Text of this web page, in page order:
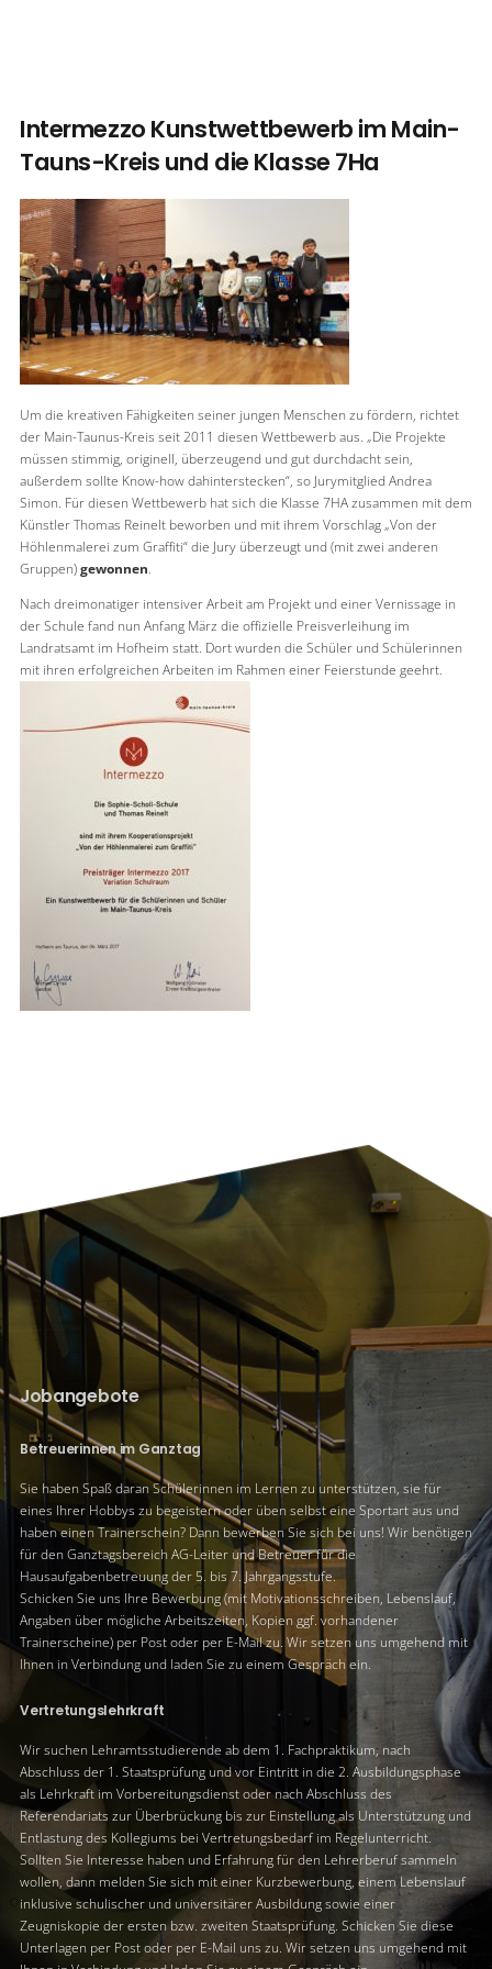
Intermezzo Kunstwettbewerb im Main-
Tauns-Kreis und die Klasse 7Ha
Um die kreativen Fähigkeiten seiner jungen Menschen zu fördern, richtet
der Main-Taunus-Kreis seit 2011 diesen Wettbewerb aus. „Die Projekte
müssen stimmig, originell, überzeugend und gut durchdacht sein,
außerdem sollte Know-how dahinterstecken“, so Jurymitglied Andrea
Simon. Für diesen Wettbewerb hat sich die Klasse 7HA zusammen mit dem
Künstler Thomas Reinelt beworben und mit ihrem Vorschlag „Von der
Höhlenmalerei zum Graffiti“ die Jury überzeugt und (mit zwei anderen
Gruppen)gewonnen.
Nach dreimonatiger intensiver Arbeit am Projekt und einer Vernissage in
der Schule fand nun Anfang März die offizielle Preisverleihung im
Landratsamt im Hofheim statt. Dort wurden die Schüler und Schülerinnen
mit ihren erfolgreichen Arbeiten im Rahmen einer Feierstunde geehrt.
Jobangebote
Betreuerinnen im Ganztag
Sie haben Spaß daran Schülerinnen im Lernen zu unterstützen, sie für
eines Ihrer Hobbys zu begeistern oder üben selbst eine Sportart aus und
haben einen Trainerschein? Dann bewerben Sie sich bei uns! Wir benötigen
für den Ganztagsbereich AG-Leiter und Betreuer für die
Hausaufgabenbetreuung der 5. bis 7. Jahrgangsstufe.
Schicken Sie uns Ihre Bewerbung (mit Motivationsschreiben, Lebenslauf,
Angaben über mögliche Arbeitszeiten, Kopien ggf. vorhandener
Trainerscheine) per Post oder per E-Mail zu. Wir setzen uns umgehend mit
Ihnen in Verbindung und laden Sie zu einem Gespräch ein.
Vertretungslehrkraft
Wir suchen Lehramtsstudierende ab dem 1. Fachpraktikum, nach
Abschluss der 1. Staatsprüfung und vor Eintritt in die 2. Ausbildungsphase
als Lehrkraft im Vorbereitungsdienst oder nach Abschluss des
Referendariats zur Überbrückung bis zur Einstellung als Unterstützung und
Entlastung des Kollegiums bei Vertretungsbedarf im Regelunterricht.
Sollten Sie Interesse haben und Erfahrung für den Lehrerberuf sammeln
wollen, dann melden Sie sich mit einer Kurzbewerbung, einem Lebenslauf
inklusive schulischer und universitärer Ausbildung sowie einer
Zeugniskopie der ersten bzw. zweiten Staatsprüfung. Schicken Sie diese
Unterlagen per Post oder per E-Mail uns zu. Wir setzen uns umgehend mit